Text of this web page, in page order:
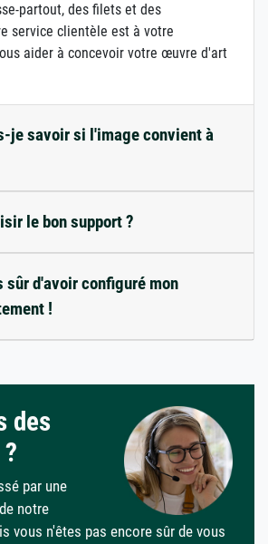
partout, des filets et des
service clientèle est à votre
aider à concevoir votre œuvre d'art
je savoir si l'image convient à
le bon support ?
sûr d'avoir configuré mon
!
des
par une
notre
vous n'êtes pas encore sûr de vous